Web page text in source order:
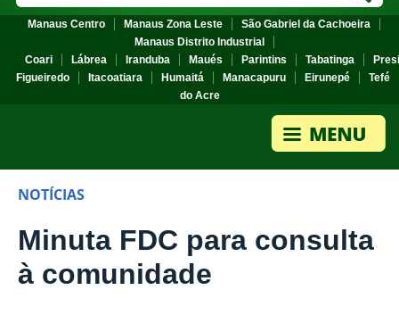
Manaus Centro Manaus Zona Leste
São Gabriel da Cachoeira
Manaus Distrito Industrial
Coari
Lábrea Iranduba Maués Parintins Tabatinga
Figueiredo
Itacoatiara Humaitá Manacapuru Eirunepé
Tefé
do Acre
NOTÍCIAS
Minuta FDC para consulta
à comunidade